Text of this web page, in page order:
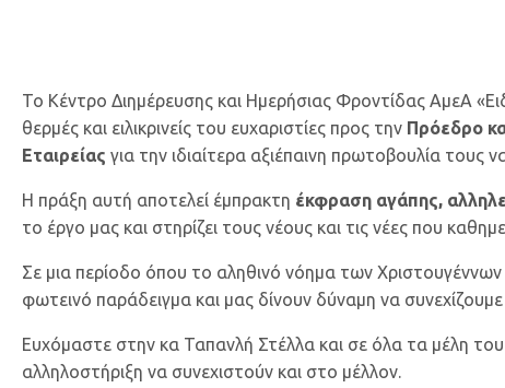
Το Κέντρο Διημέρευσης και Ημερήσιας Φροντίδας ΑμεΑ
θερμές και ειλικρινείς του ευχαριστίες προς την Πρόεδρο
Εταιρείας για την ιδιαίτερα αξιέπαινη πρωτοβουλία
Η πράξη αυτή αποτελεί έμπρακτη έκφραση αγάπης,
το έργο μας και στηρίζει τους νέους και τις νέες που
Σε μια περίοδο όπου το αληθινό νόημα των
φωτεινό παράδειγμα και μας δίνουν δύναμη να
Ευχόμαστε στην κα Ταπανλή Στέλλα και σε όλα τα μέλη
αλληλοστήριξη να συνεχιστούν και στο μέλλον.